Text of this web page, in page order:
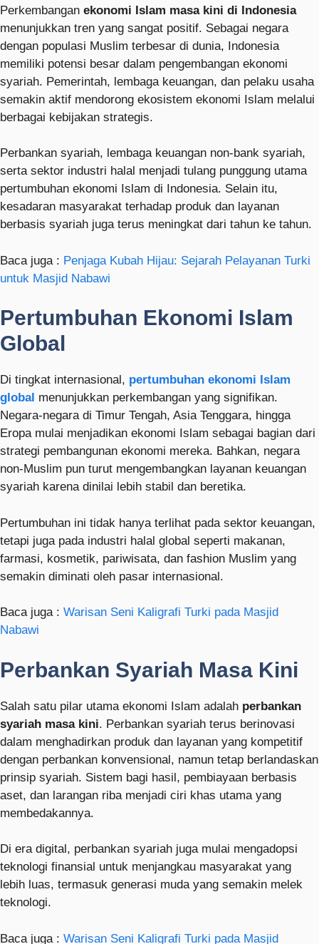
Perkembangan ekonomi Islam masa kini di Indonesia
menunjukkan tren yang sangat positif. Sebagai negara
dengan populasi Muslim terbesar di dunia, Indonesia
memiliki potensi besar dalam pengembangan ekonomi
syariah. Pemerintah, lembaga keuangan, dan pelaku usaha
semakin aktif mendorong ekosistem ekonomi Islam melalui
berbagai kebijakan strategis.
Perbankan syariah, lembaga keuangan non-bank syariah,
serta sektor industri halal menjadi tulang punggung utama
pertumbuhan ekonomi Islam di Indonesia. Selain itu,
kesadaran masyarakat terhadap produk dan layanan
berbasis syariah juga terus meningkat dari tahun ke tahun.
Baca juga : Penjaga Kubah Hijau: Sejarah Pelayanan Turki
untuk Masjid Nabawi
Pertumbuhan Ekonomi Islam
Global
Di tingkat internasional, pertumbuhan ekonomi Islam
global menunjukkan perkembangan yang signifikan.
Negara-negara di Timur Tengah, Asia Tenggara, hingga
Eropa mulai menjadikan ekonomi Islam sebagai bagian dari
strategi pembangunan ekonomi mereka. Bahkan, negara
non-Muslim pun turut mengembangkan layanan keuangan
syariah karena dinilai lebih stabil dan beretika.
Pertumbuhan ini tidak hanya terlihat pada sektor keuangan,
tetapi juga pada industri halal global seperti makanan,
farmasi, kosmetik, pariwisata, dan fashion Muslim yang
semakin diminati oleh pasar internasional.
Baca juga : Warisan Seni Kaligrafi Turki pada Masjid
Nabawi
Perbankan Syariah Masa Kini
Salah satu pilar utama ekonomi Islam adalah perbankan
syariah masa kini. Perbankan syariah terus berinovasi
dalam menghadirkan produk dan layanan yang kompetitif
dengan perbankan konvensional, namun tetap berlandaskan
prinsip syariah. Sistem bagi hasil, pembiayaan berbasis
aset, dan larangan riba menjadi ciri khas utama yang
membedakannya.
Di era digital, perbankan syariah juga mulai mengadopsi
teknologi finansial untuk menjangkau masyarakat yang
lebih luas, termasuk generasi muda yang semakin melek
teknologi.
Baca juga : Warisan Seni Kaligrafi Turki pada Masjid